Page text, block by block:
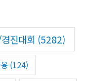
진대회 (5282)
(124)